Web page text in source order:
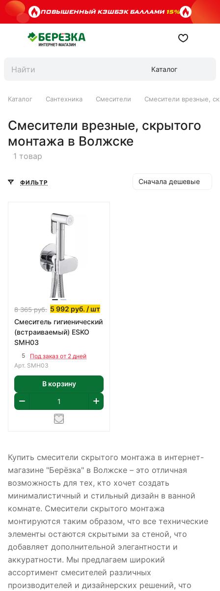
ПОВЫШЕННЫЙ КЭШБЭК БАЛЛАМИ15%
Каталог
Каталог Сантехника Смесители Смесители врезные,
Смесители врезные, скрытого
монтажа в Волжске
1 товар
ФИЛЬТР Сначала дешевые
8 365руб. 5 992 руб. / шт
Смеситель гигиенический
(встраиваемый) ESKO
SMH03
5
Под заказ от 2 дней
Арт. SMH03
В корзину
Купить смесители скрытого монтажа в интернет-
магазине "Берёзка" в Волжске – это отличная
возможность для тех, кто хочет создать
минималистичный и стильный дизайн в ванной
комнате. Смесители скрытого монтажа
монтируются таким образом, что все технические
элементы остаются скрытыми за стеной, что
добавляет дополнительной элегантности и
аккуратности. Мы предлагаем широкий
ассортимент смесителей различных
производителей и дизайнерских решений, что